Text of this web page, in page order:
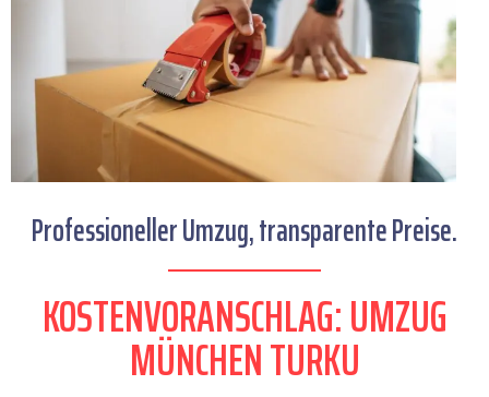
Professioneller Umzug, transparente Preise.
KOSTENVORANSCHLAG: UMZUG
MÜNCHEN TURKU